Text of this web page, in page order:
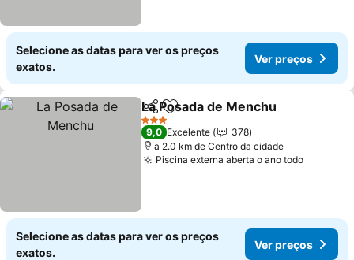
Selecione as datas para ver os preços
exatos.
Ver preços
PartilharAdicionar aos favoritos
La Posada de Menchu
3 Estrelas
9,0 Excelente
378
a 2.0 km de Centro da cidade
Piscina externa aberta o ano todoVer
Selecione as datas para ver os preços
exatos.
Ver preços